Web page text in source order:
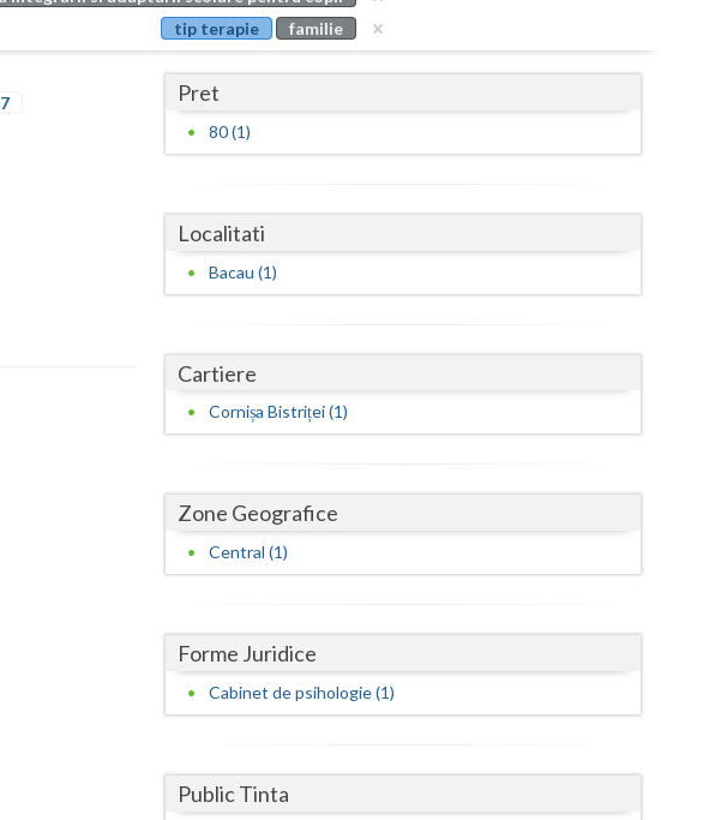
Buzau
Cluj
Covasna
Dambovita
Dolj
Galati
Gorj
Ialomita
Iasi
tip terapie
familie
Pret
80 (1)
Localitati
Bacau (1)
Cartiere
Cornișa Bistriței (1)
Zone Geografice
Central (1)
Forme Juridice
Cabinet de psihologie (1)
Public Tinta